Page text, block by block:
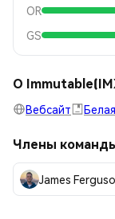
OR
GS
О
Вебсайт
Члены
James